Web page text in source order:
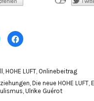
teilen
Klick,
um
(Wird
neuem
Fenster
geöffnet)
HOHE LUFT, Onlinebeitrag
Die neue HOHE LUFT
Ulrike Guérot